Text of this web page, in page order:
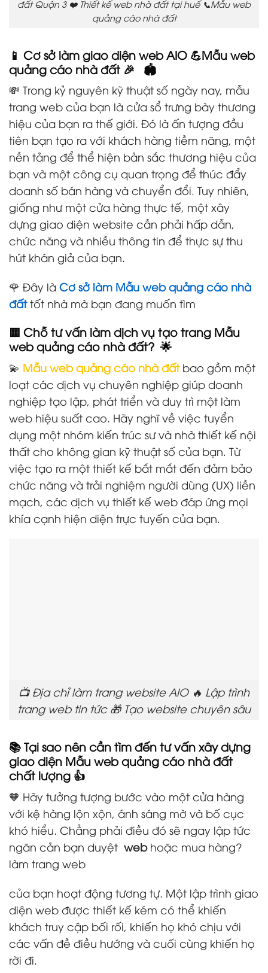
đất Quận 3 ❤️ Thiết kế web nhà đất tại huế 📞Mẫu web
quảng cáo nhà đất
📱 Cơ sở làm giao diện web AIO 💪Mẫu web
quảng cáo nhà đất 🎉 🏟️
💸 Trong kỷ nguyên kỹ thuật số ngày nay, mẫu
trang web của bạn là cửa sổ trưng bày thương
hiệu của bạn ra thế giới. Đó là ấn tượng đầu
tiên bạn tạo ra với khách hàng tiềm năng, một
nền tảng để thể hiện bản sắc thương hiệu của
bạn và một công cụ quan trọng để thúc đẩy
doanh số bán hàng và chuyển đổi. Tuy nhiên,
giống như một cửa hàng thực tế, một xây
dựng giao diện website cần phải hấp dẫn,
chức năng và nhiều thông tin để thực sự thu
hút khán giả của bạn.
🌹 Đây là Cơ sở làm Mẫu web quảng cáo nhà
đấttốt nhà mà bạn đang muốn tìm
🟨 Chỗ tư vấn làm dịch vụ tạo trang Mẫu
web quảng cáo nhà đất? 🌟
💫 Mẫu web quảng cáo nhà đấtbao gồm một
loạt các dịch vụ chuyên nghiệp giúp doanh
nghiệp tạo lập, phát triển và duy trì một làm
web hiệu suất cao. Hãy nghĩ về việc tuyển
dụng một nhóm kiến trúc sư và nhà thiết kế nội
thất cho không gian kỹ thuật số của bạn. Từ
việc tạo ra một thiết kế bắt mắt đến đảm bảo
chức năng và trải nghiệm người dùng (UX) liền
mạch, các dịch vụ thiết kế web đáp ứng mọi
khía cạnh hiện diện trực tuyến của bạn.
📺 Địa chỉ làm trang website AIO 🔥 Lập trình
trang web tin tức 🎁 Tạo website chuyên sâu
📚 Tại sao nên cần tìm đến tư vấn xây dựng
giao diện Mẫu web quảng cáo nhà đất
chất lượng 👍
🧡 Hãy tưởng tượng bước vào một cửa hàng
với kệ hàng lộn xộn, ánh sáng mờ và bố cục
khó hiểu. Chẳng phải điều đó sẽ ngay lập tức
ngăn cản bạn duyệt webhoặc mua hàng?
làm trang web
của bạn hoạt động tương tự. Một lập trình giao
diện web được thiết kế kém có thể khiến
khách truy cập bối rối, khiến họ khó chịu với
các vấn đề điều hướng và cuối cùng khiến họ
rời đi.